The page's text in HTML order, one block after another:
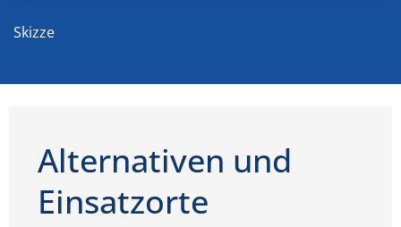
Skizze
Alternativen und
Einsatzorte